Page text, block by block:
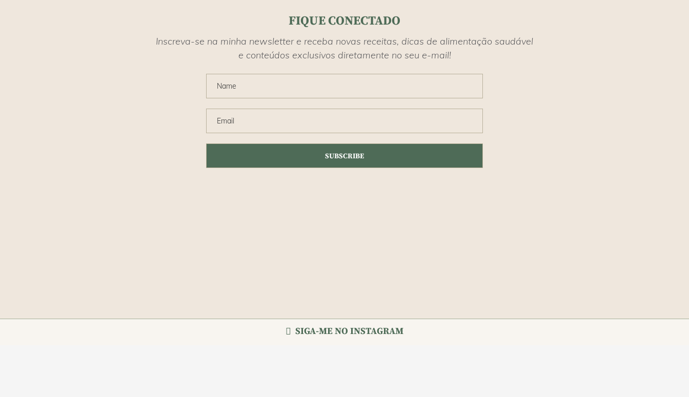
FIQUE CONECTADO
Inscreva-se na minha newsletter e receba novas receitas, dicas de alimentação saudável
e conteúdos exclusivos diretamente no seu e-mail!
SIGA-ME NO INSTAGRAM